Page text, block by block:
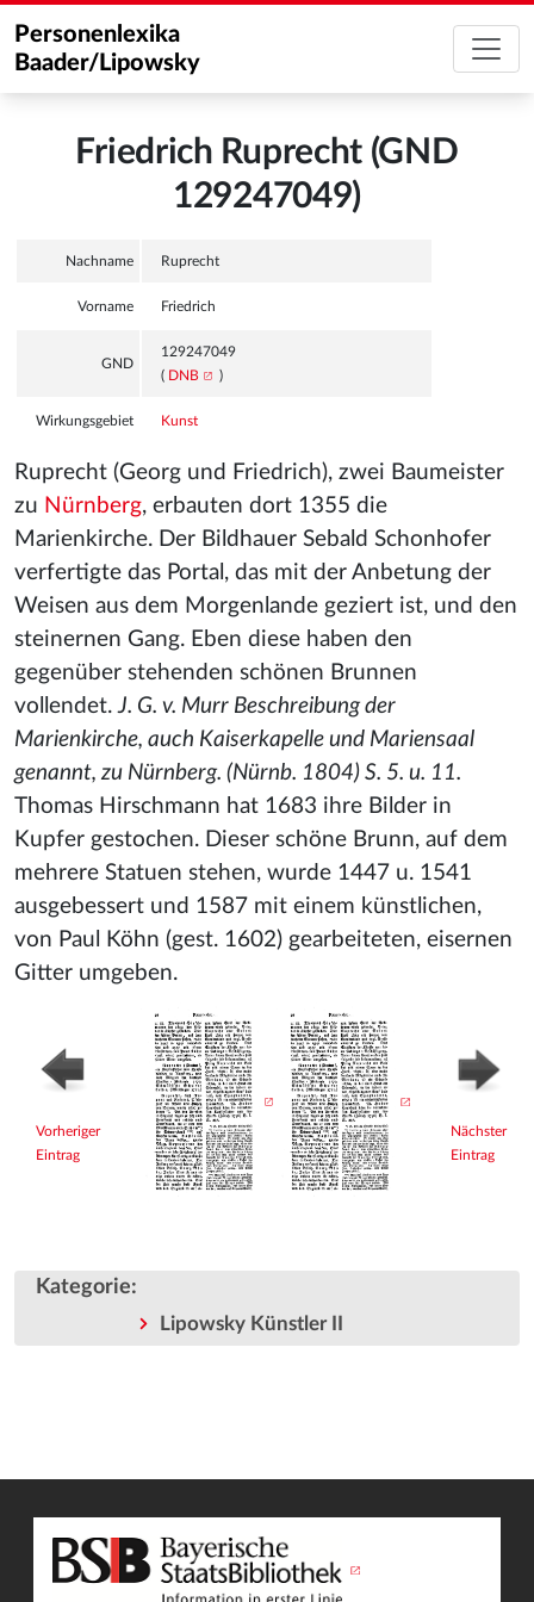
Personenlexika
Baader/Lipowsky
Friedrich Ruprecht (GND
129247049)
Nachname Ruprecht
Vorname Friedrich
GND
129247049
( DNB )
Wirkungsgebiet Kunst
Ruprecht (Georg und Friedrich), zwei Baumeister
zu Nürnberg, erbauten dort 1355 die
Marienkirche. Der Bildhauer Sebald Schonhofer
verfertigte das Portal, das mit der Anbetung der
Weisen aus dem Morgenlande geziert ist, und den
steinernen Gang. Eben diese haben den
gegenüber stehenden schönen Brunnen
vollendet.J. G. v. Murr Beschreibung der
Marienkirche, auch Kaiserkapelle und Mariensaal
genannt, zu Nürnberg. (Nürnb. 1804) S. 5. u. 11.
Thomas Hirschmann hat 1683 ihre Bilder in
Kupfer gestochen. Dieser schöne Brunn, auf dem
mehrere Statuen stehen, wurde 1447 u. 1541
ausgebessert und 1587 mit einem künstlichen,
von Paul Köhn (gest. 1602) gearbeiteten, eisernen
Gitter umgeben.
Vorheriger
Eintrag
Nächster
Eintrag
Kategorie:
Lipowsky Künstler II